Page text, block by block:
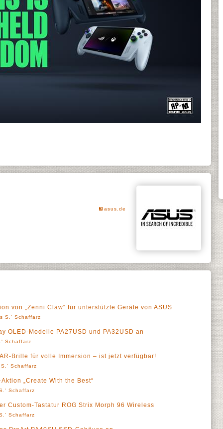
asus.de
von „Zenni Claw“ für unterstützte Geräte von ASUS
S.' Schaffarz
OLED-Modelle PA27USD und PA32USD an
Schaffarz
Brille für volle Immersion – ist jetzt verfügbar!
S.' Schaffarz
„Create With the Best“
Schaffarz
Custom-Tastatur ROG Strix Morph 96 Wireless
Schaffarz